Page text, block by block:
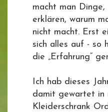
macht man
erklären, warum
nicht macht. Erst
sich alles auf - so
die „Erfahrung“
Ich hab dieses
damit gewartet in
Kleiderschrank